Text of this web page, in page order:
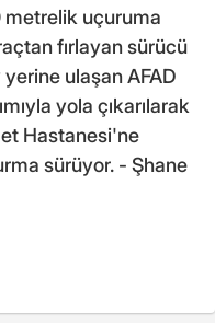
metrelik uçuruma
fırlayan sürücü
ulaşan AFAD
yola çıkarılarak
Hastanesi'ne
sürüyor. - Şhane